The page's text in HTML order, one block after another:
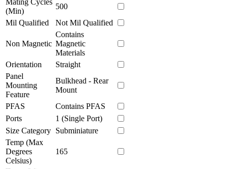
(Min)
500
Mil Qualified
Not Mil Qualified
Non Magnetic
Contains
Magnetic
Materials
Orientation
Straight
Panel
Mounting
Feature
Bulkhead - Rear
Mount
PFAS
Contains PFAS
Ports
1 (Single Port)
Size Category Subminiature
Temp (Max
Degrees
Celsius)
165